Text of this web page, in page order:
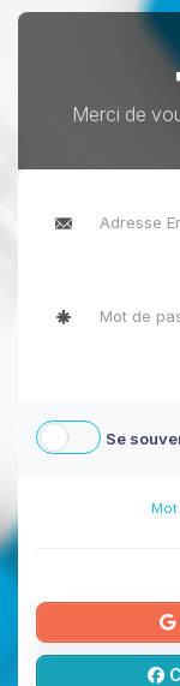
Merci de
Se
Mot